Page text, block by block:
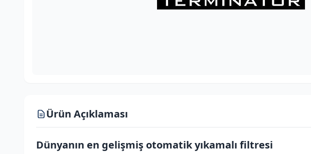
Ürün Açıklaması
Dünyanın en gelişmiş otomatik yıkamalı filtresi